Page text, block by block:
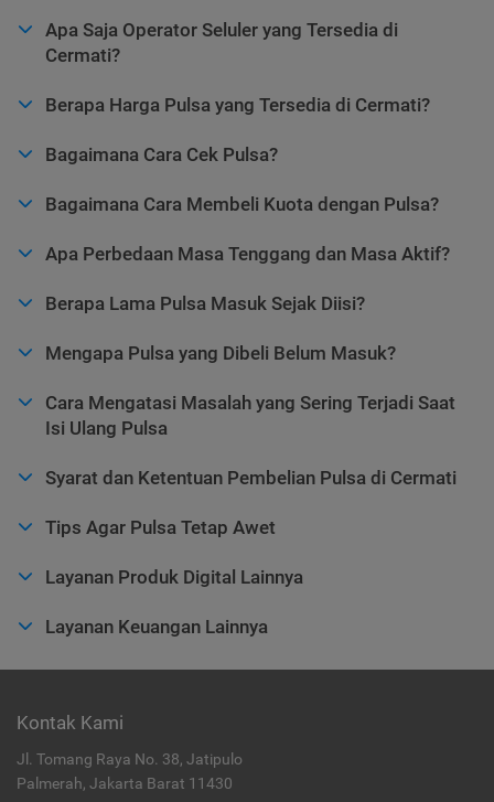
Apa Saja Operator Seluler yang Tersedia di
Cermati?
Berapa Harga Pulsa yang Tersedia di Cermati?
Bagaimana Cara Cek Pulsa?
Bagaimana Cara Membeli Kuota dengan Pulsa?
Apa Perbedaan Masa Tenggang dan Masa Aktif?
Berapa Lama Pulsa Masuk Sejak Diisi?
Mengapa Pulsa yang Dibeli Belum Masuk?
Cara Mengatasi Masalah yang Sering Terjadi Saat
Isi Ulang Pulsa
Syarat dan Ketentuan Pembelian Pulsa di Cermati
Tips Agar Pulsa Tetap Awet
Layanan Produk Digital Lainnya
Layanan Keuangan Lainnya
Kontak Kami
Jl. Tomang Raya No. 38, Jatipulo
Palmerah, Jakarta Barat 11430